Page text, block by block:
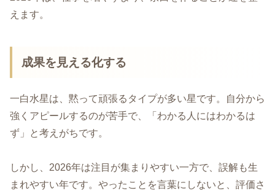
えます。
成果を見える化する
一白水星は、黙って頑張るタイプが多い星です。自分から
強くアピールするのが苦手で、「わかる人にはわかるは
ず」と考えがちです。
しかし、2026年は注目が集まりやすい一方で、誤解も生
まれやすい年です。やったことを言葉にしないと、評価さ